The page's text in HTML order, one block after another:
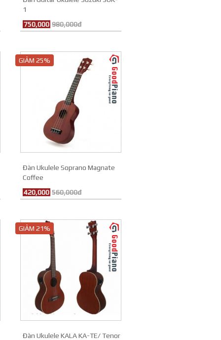
1
750,000 980,000đ
GIẢM 25%
Đàn Ukulele Soprano Magnate
Coffee
420,000 560,000đ
GIẢM 21%
Đàn Ukulele KALA KA-TE/ Tenor